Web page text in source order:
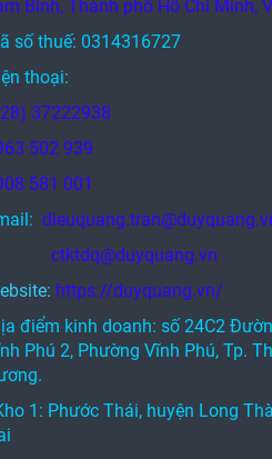
Bình, Thành phố Hồ Chí Minh,
số thuế: 0314316727
thoại:
37222938
502 939
581 001
https://duyquang.vn/
điểm kinh doanh: số 24C2
Phú 2, Phường Vĩnh Phú, Tp.
1: Phước Thái, huyện Long